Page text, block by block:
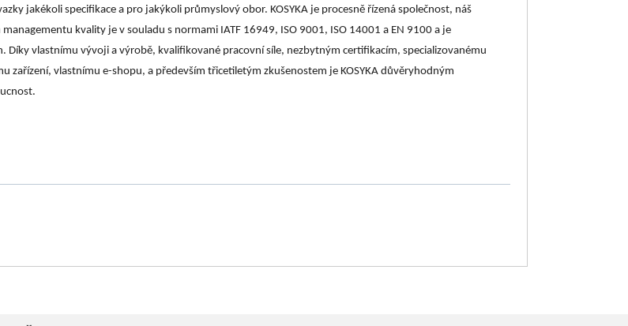
jakékoli specifikace a pro jakýkoli průmyslový obor. KOSYKA je procesně řízená společnost, náš
kvality je v souladu s normami IATF 16949, ISO 9001, ISO 14001 a EN 9100 a je
Díky vlastnímu vývoji a výrobě, kvalifikované pracovní síle, nezbytným certifikacím, specializovanému
zařízení, vlastnímu e-shopu, a především třicetiletým zkušenostem je KOSYKA důvěryhodným